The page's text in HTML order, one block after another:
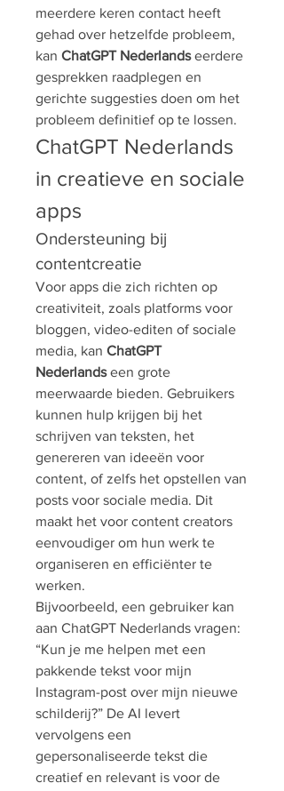
meerdere keren contact heeft
gehad over hetzelfde probleem,
kan ChatGPT Nederlands eerdere
gesprekken raadplegen en
gerichte suggesties doen om het
probleem definitief op te lossen.
ChatGPT Nederlands
in creatieve en sociale
apps
Ondersteuning bij
contentcreatie
Voor apps die zich richten op
creativiteit, zoals platforms voor
bloggen, video-editen of sociale
media, kan ChatGPT
Nederlands een grote
meerwaarde bieden. Gebruikers
kunnen hulp krijgen bij het
schrijven van teksten, het
genereren van ideeën voor
content, of zelfs het opstellen van
posts voor sociale media. Dit
maakt het voor content creators
eenvoudiger om hun werk te
organiseren en efficiënter te
werken.
Bijvoorbeeld, een gebruiker kan
aan ChatGPT Nederlands vragen:
“Kun je me helpen met een
pakkende tekst voor mijn
Instagram-post over mijn nieuwe
schilderij?” De AI levert
vervolgens een
gepersonaliseerde tekst die
creatief en relevant is voor de